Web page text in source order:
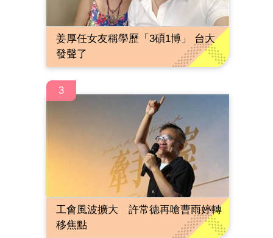
姜厚任女友稱學歷「3碩1博」 台大
發聲了
3
工會風波擴大 許常德再嗆曹雨婷轉
移焦點